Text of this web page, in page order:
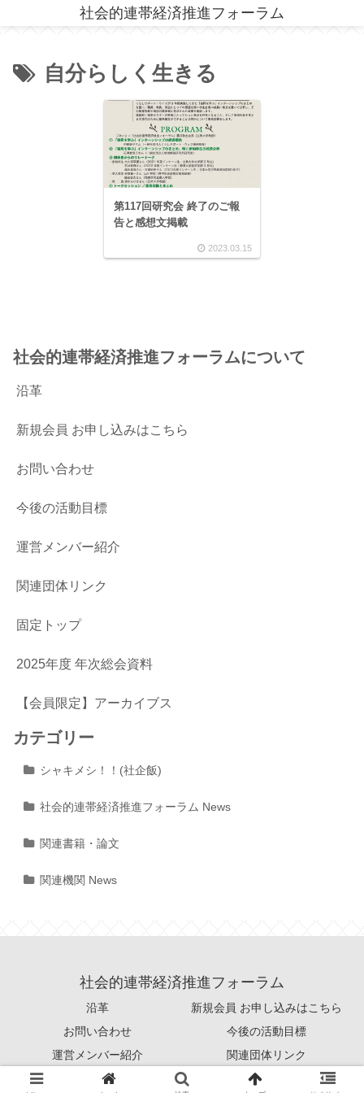
社会的連帯経済推進フォーラム
自分らしく生きる
第117回研究会 終了のご報
告と感想文掲載
2023.03.15
社会的連帯経済推進フォーラムについて
沿革
新規会員 お申し込みはこちら
お問い合わせ
今後の活動目標
運営メンバー紹介
関連団体リンク
固定トップ
2025年度 年次総会資料
【会員限定】アーカイブス
カテゴリー
シャキメシ！！(社企飯)
社会的連帯経済推進フォーラム News
関連書籍・論文
関連機関 News
社会的連帯経済推進フォーラム
沿革
新規会員 お申し込みはこちら
お問い合わせ
今後の活動目標
運営メンバー紹介
関連団体リンク
© 2015 社会的連帯経済推進フォーラム.